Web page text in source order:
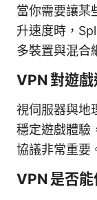
當你需要讓某
升速度時，
多裝置與混合
VPN 對遊戲
視伺服器與地
穩定遊戲體驗
協議非常重要
VPN 是否能